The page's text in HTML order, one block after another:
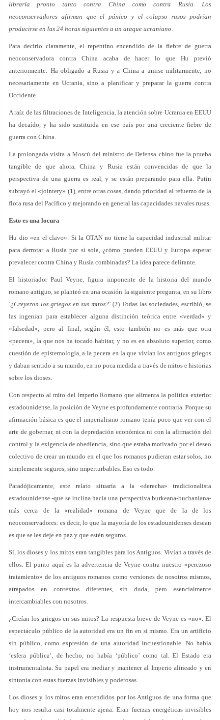
libraría pronto tanto contra China como contra Rusia. Los
neoconservadores afirman que el pánico y el colapso rusos podrían
producirse en las 24 horas siguientes a un ataque ucraniano.
Para decirlo claramente, el repentino encendido de la fiebre de guerra
neoconservadora contra China acaba de hacer lo que Hu previó
anteriormente: Ha obligado a Rusia y a China a unirse militarmente, no
necesariamente en Ucrania, sino a planificar y preparar la guerra contra
Occidente.
A raíz de las filtraciones de Inteligencia, la atención sobre Ucrania en EEUU
ha decaído, y ha sido sustituida en ese país por una creciente fiebre de
guerra con China.
La prolongada visita a Moscú del ministro de Defensa chino fue la prueba
tangible de que ahora, China y Rusia están convencidas de que la
perspectiva de una guerra es real, y se están preparando para ella. Putin
subrayó el «jointery» (1), entre otras cosas, dando prioridad al refuerzo de la
flota rusa del Pacífico y mejorando en general las capacidades navales rusas.
Esto es una locura
Hu dio «en el clavo». Si la OTAN no tiene la capacidad industrial militar
para derrotar a Rusia por sí sola, ¿cómo pueden EEUU y Europa esperar
prevalecer contra China y Rusia combinadas? La idea parece delirante.
El historiador Paul Veyne, figura imponente de la historia del mundo
romano antiguo, se planteó en una ocasión la siguiente pregunta, en su libro
'¿Creyeron los griegos en sus mitos?' (2) Todas las sociedades, escribió, se
las ingenian para establecer alguna distinción teórica entre «verdad» y
«falsedad», pero al final, según él, esto también no es más que otra
«pecera», la que nos ha tocado habitar, y no es en absoluto superior, como
cuestión de epistemología, a la pecera en la que vivían los antiguos griegos
y daban sentido a su mundo, en no poca medida a través de mitos e historias
sobre los dioses.
Con respecto al mito del Imperio Romano que alimenta la política exterior
estadounidense, la posición de Veyne es profundamente contraria. Porque su
afirmación básica es que el imperialismo romano tenía poco que ver con el
arte de gobernar, ni con la depredación económica ni con la afirmación del
control y la exigencia de obediencia, sino que estaba motivado por el deseo
colectivo de crear un mundo en el que los romanos pudieran estar solos, no
simplemente seguros, sino imperturbables. Eso es todo.
Paradójicamente, este relato situaría a la «derecha» tradicionalista
estadounidense -que se inclina hacia una perspectiva burkeana-buchaniana-
más cerca de la «realidad» romana de Veyne que de la de los
neoconservadores: es decir, lo que la mayoría de los estadounidenses desean
es que se les deje en paz y que estén seguros.
Sí, los dioses y los mitos eran tangibles para los Antiguos. Vivían a través de
ellos. El punto aquí es la advertencia de Veyne contra nuestro «perezoso
tratamiento» de los antiguos romanos como versiones de nosotros mismos,
atrapados en contextos diferentes, sin duda, pero esencialmente
intercambiables con nosotros.
¿Creían los griegos en sus mitos? La respuesta breve de Veyne es «no». El
espectáculo público de la autoridad era un fin en sí mismo. Era un artificio
sin público, como expresión de una autoridad incuestionable. No había
‘esfera pública’, de hecho, no había ‘público’ como tal. El Estado era
instrumentalista. Su papel era mediar y mantener al Imperio alineado y en
sintonía con estas fuerzas invisibles y poderosas.
Los dioses y los mitos eran entendidos por los Antiguos de una forma que
hoy nos resulta casi totalmente ajena: Eran fuerzas energéticas invisibles